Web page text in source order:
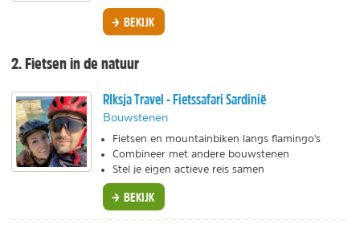
BEKIJK
2. Fietsen in de natuur
RIksja Travel - Fietssafari Sardinië
Bouwstenen
Fietsen en mountainbiken langs flamingo's
Combineer met andere bouwstenen
Stel je eigen actieve reis samen
BEKIJK